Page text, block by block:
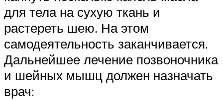
для тела на сухую ткань и
растереть шею. На этом
самодеятельность заканчивается.
Дальнейшее лечение позвоночника
и шейных мышц должен назначать
врач: